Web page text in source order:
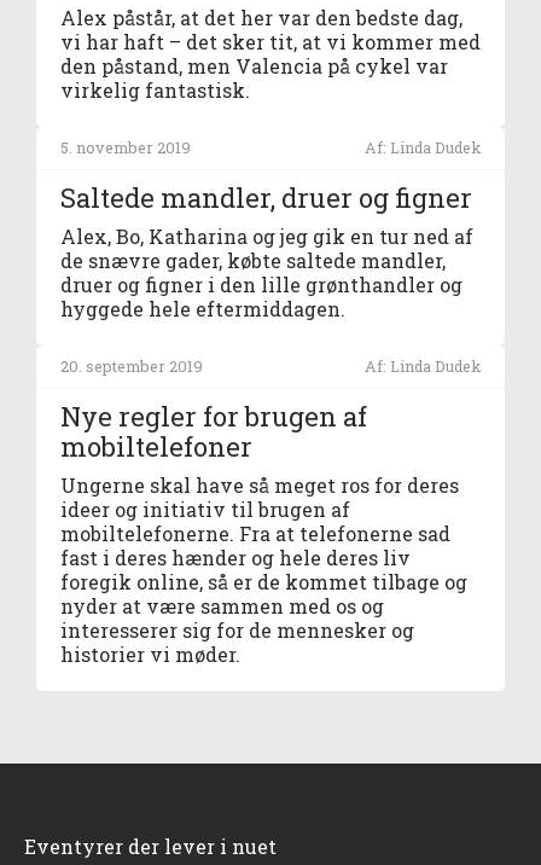
Alex påstår, at det her var den bedste dag,
vi har haft – det sker tit, at vi kommer med
den påstand, men Valencia på cykel var
virkelig fantastisk.
5. november 2019 Af: Linda Dudek
Saltede mandler, druer og figner
Alex, Bo, Katharina og jeg gik en tur ned af
de snævre gader, købte saltede mandler,
druer og figner i den lille grønthandler og
hyggede hele eftermiddagen.
20. september 2019 Af: Linda Dudek
Nye regler for brugen af
mobiltelefoner
Ungerne skal have så meget ros for deres
ideer og initiativ til brugen af
mobiltelefonerne. Fra at telefonerne sad
fast i deres hænder og hele deres liv
foregik online, så er de kommet tilbage og
nyder at være sammen med os og
interesserer sig for de mennesker og
historier vi møder.
Eventyrer der lever i nuet